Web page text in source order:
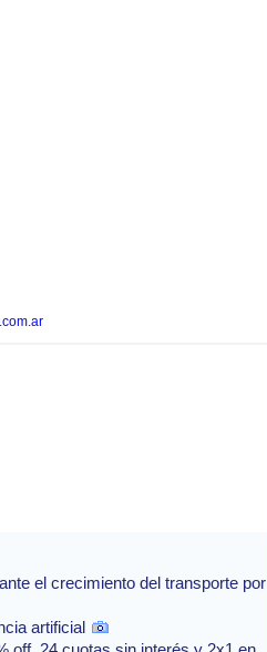
el crecimiento del transporte por
artificial